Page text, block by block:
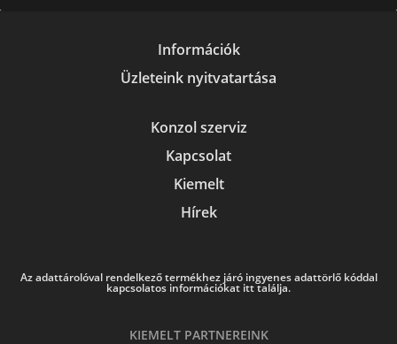
Információk
Üzleteink nyitvatartása
Konzol szerviz
Kapcsolat
Kiemelt
Hírek
Az adattárolóval rendelkező termékhez járó ingyenes adattörlő kóddal
kapcsolatos információkat itt találja.
KIEMELT PARTNEREINK